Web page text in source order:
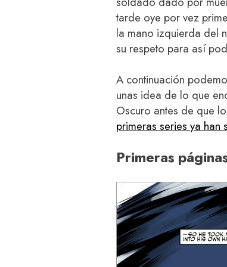
tarde oye por vez
la mano izquierda del
su respeto para así
A continuación
unas idea de lo que
Oscuro antes de que
primeras series ya han
Primeras